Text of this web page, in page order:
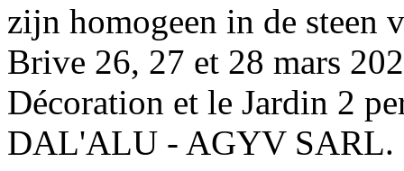
zijn homogeen in de steen
Brive 26, 27 et 28 mars
Décoration et le Jardin 2
DAL'ALU - AGYV SARL.